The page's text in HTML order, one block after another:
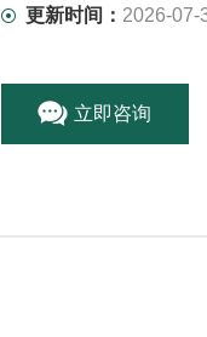
更新时间： 2026-07-
立即咨询